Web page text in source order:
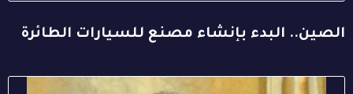
الصين.. البدء بإنشاء مصنع للسيارات الطائرة